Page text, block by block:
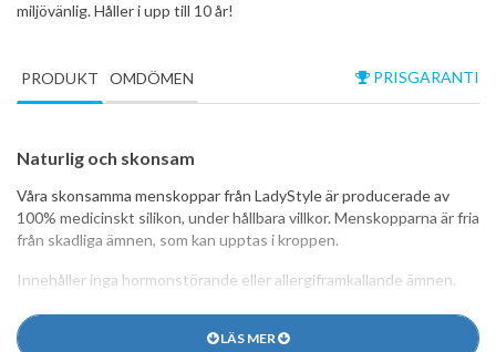
miljövänlig. Håller i upp till 10 år!
PRISGARANTI
PRODUKT OMDÖMEN
Naturlig och skonsam
Våra skonsamma menskoppar från LadyStyle är producerade av
100% medicinskt silikon, under hållbara villkor. Menskopparna är fria
från skadliga ämnen, som kan upptas i kroppen.
Innehåller inga hormonstörande eller allergiframkallande ämnen.
Fördelar
LÄS MER